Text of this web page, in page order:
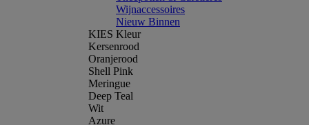
Wijnaccessoires
Nieuw Binnen
KIES Kleur
Kersenrood
Oranjerood
Shell Pink
Meringue
Deep Teal
Wit
Azure